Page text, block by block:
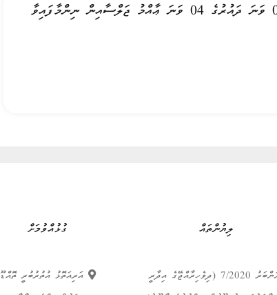
އަރިއަތޮޅު އުތުރުބުރީ ތޮއްޑޫ ކައުންސިލްގެ 05 ވަނަ ދައުރުގެ 04 ވަނަ ޢާއްމު ޖަލްސާއިން ނިންމާފައިވާ
ލިޔުންތައް
ޤާނޫނު ނަންބަރު 7/2020 (ދިވެހިރާއްޖޭގެ އިދާރީ
ގުޅުއްވުމަށް
އަރިއަތޮޅު އުތުރުބުރީ ތޮއްޑޫ